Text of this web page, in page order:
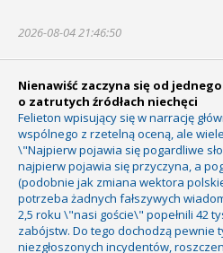
2026-08-04 21:46:50
Nienawiść zaczyna się od
o zatrutych źródłach niechęci
Felieton wpisujący się w narrację
wspólnego z rzetelną oceną, ale
\"Najpierw pojawia się pogardliwe
najpierw pojawia się przyczyna, a
(podobnie jak zmiana wektora
potrzeba żadnych fałszywych
2,5 roku \"nasi goście\" popełnili 42
zabójstw. Do tego dochodzą pewnie
niezgłoszonych incydentów,